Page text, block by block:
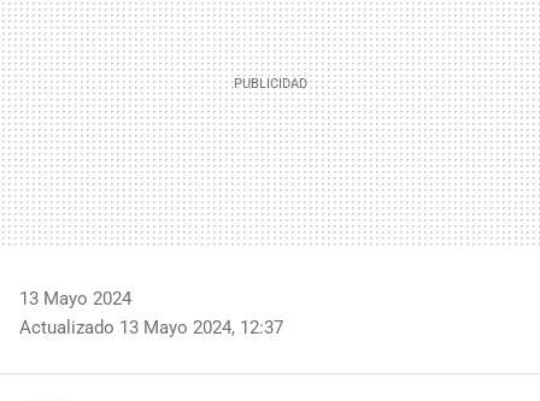
13 Mayo 2024
Actualizado 13 Mayo 2024, 12:37